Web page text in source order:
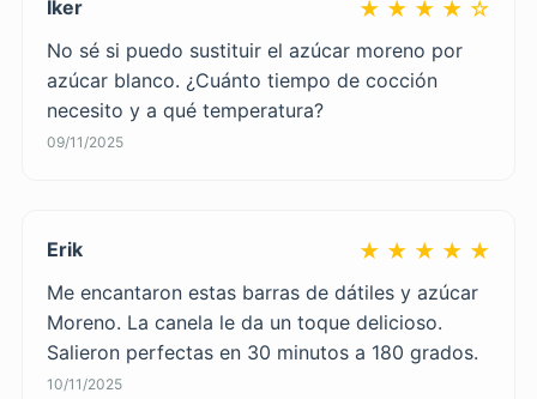
Iker ★ ★ ★ ★ ☆
No sé si puedo sustituir el azúcar moreno por
azúcar blanco. ¿Cuánto tiempo de cocción
necesito y a qué temperatura?
09/11/2025
Erik ★ ★ ★ ★ ★
Me encantaron estas barras de dátiles y azúcar
Moreno. La canela le da un toque delicioso.
Salieron perfectas en 30 minutos a 180 grados.
10/11/2025